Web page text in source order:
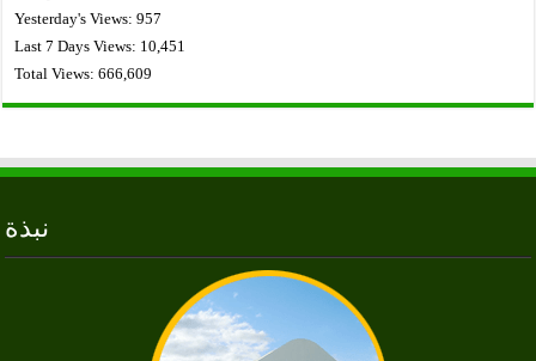
Yesterday's Views:957
Last 7 Days Views: 10,451
Total Views:666,609
نبذة